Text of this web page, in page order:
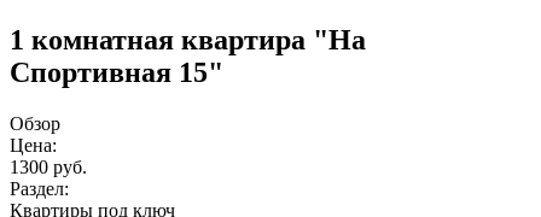
1 комнатная квартира "На
Спортивная 15"
Обзор
Цена:
1300 руб.
Раздел:
Квартиры под ключ